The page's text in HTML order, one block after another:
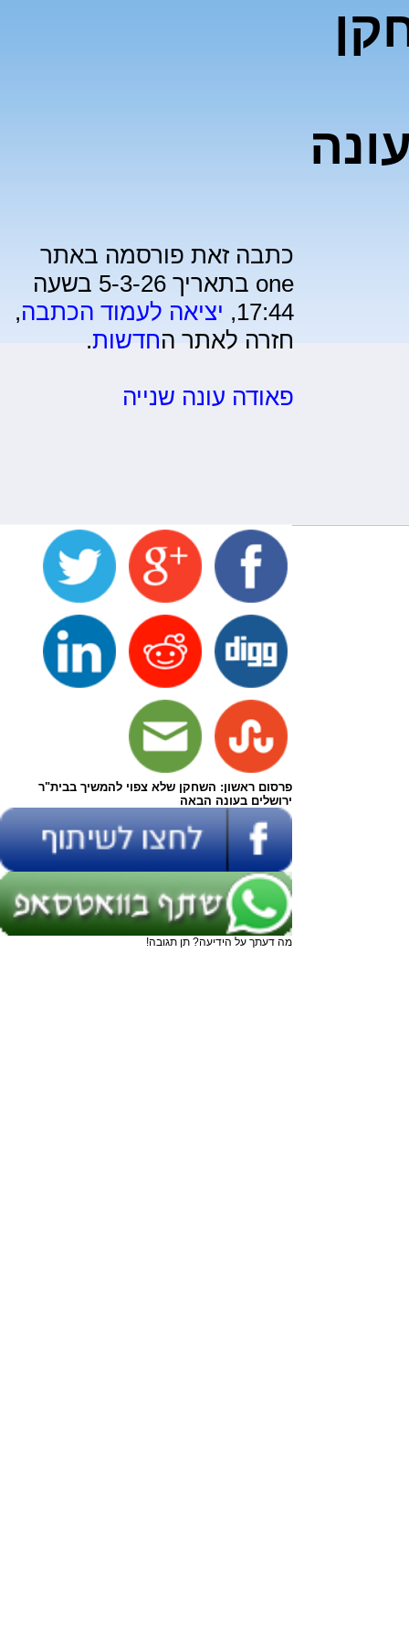
כתבה זאת פורסמה באתר
one בתאריך 5-3-26 בשעה
17:44, יציאה לעמוד הכתבה,
חזרה לאתר החדשות.
פאודה עונה שנייה
פרסום ראשון: השחקן שלא צפוי להמשיך בבית"ר
ירושלים בעונה הבאה
מה דעתך על הידיעה? תן תגובה!